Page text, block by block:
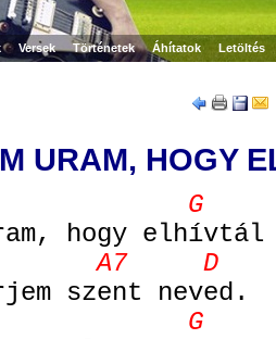
Versek Történetek Áhítatok Letöltés
URAM, HOGY
G
hogy elhívtál
A7 D
szent neved.
G